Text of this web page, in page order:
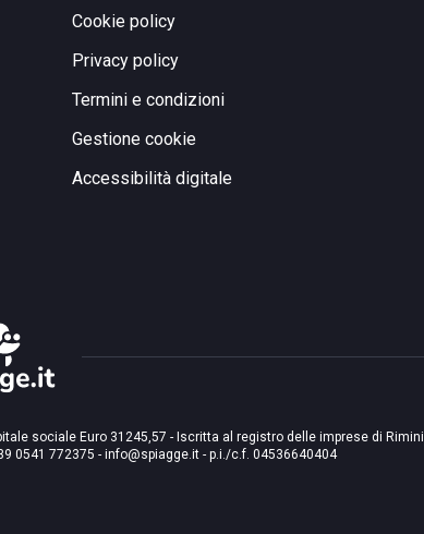
Cookie policy
Privacy policy
Termini e condizioni
Gestione cookie
Accessibilità digitale
sociale Euro 31245,57 - Iscritta al registro delle imprese di Rimini
0541 772375 - info@spiagge.it - p.i./c.f. 04536640404